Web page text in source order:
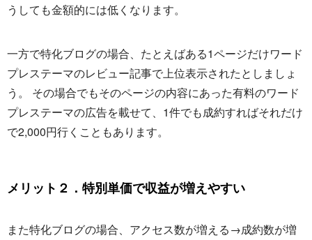
うしても金額的には低くなります。
一方で特化ブログの場合、たとえばある1ページだけワード
プレステーマのレビュー記事で上位表示されたとしましょ
う。 その場合でもそのページの内容にあった有料のワード
プレステーマの広告を載せて、1件でも成約すればそれだけ
で2,000円行くこともあります。
メリット２．特別単価で収益が増えやすい
また特化ブログの場合、アクセス数が増える→成約数が増